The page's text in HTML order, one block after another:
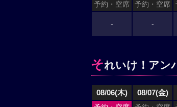
予約・空席 予約・空席
- -
それいけ！アン
08/06(木) 08/07(金)